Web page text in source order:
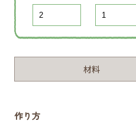
材料
作り方